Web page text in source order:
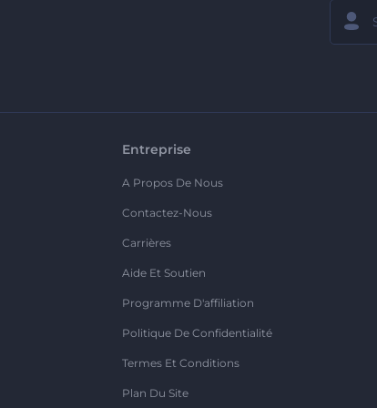
Entreprise
A Propos De Nous
Contactez-Nous
Carrières
Aide Et Soutien
Programme D'affiliation
Politique De Confidentialité
Termes Et Conditions
Plan Du Site